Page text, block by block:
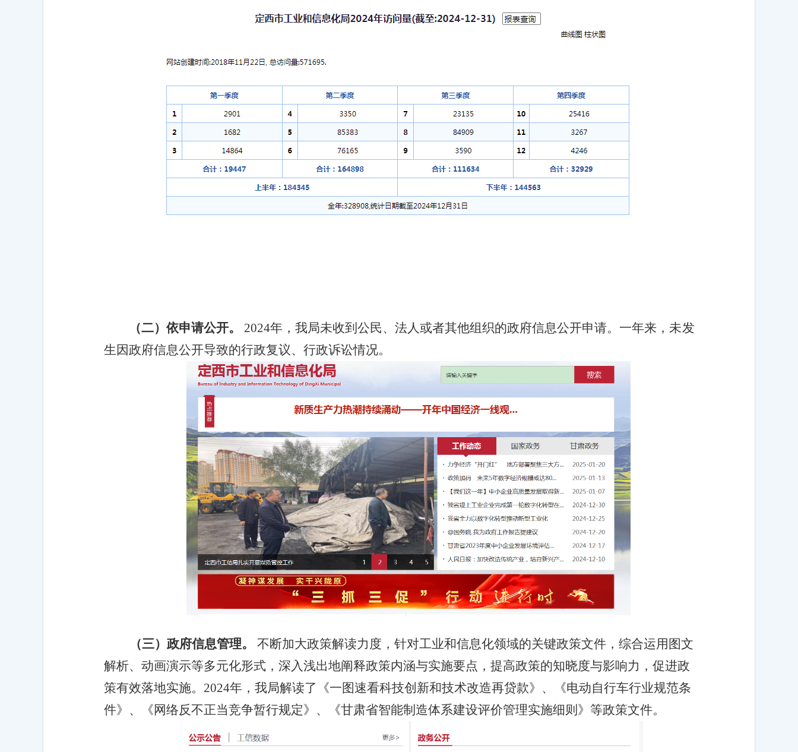
（二） 依申请公开。 2024年，我局未收到公民、法人或者其他组织的政府信息公开申请。一年来，未发
生因政府信息公开导致的行政复议、行政诉讼情况。
（三）政府信息管理。
不断加大政策解读力度，针对工业和信息化领域的关键政策文件，综合运用图文
解析、动画演示等多元化形式，深入浅出地阐释政策内涵与实施要点，提高政策的知晓度与影响力，促进政
策有效落地实施。 2024年，我局解读了《一图速看科技创新和技术改造再贷款》、《电动自行车行业规范条
件》、《网络反不正当竞争暂行规定》、《甘肃省智能制造体系建设评价管理实施细则》等政策文件。